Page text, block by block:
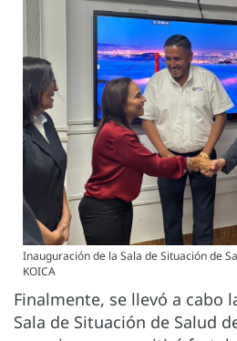
Inauguración de la Sala de Situación de
KOICA
Finalmente, se llevó a cabo
Sala de Situación de Salud